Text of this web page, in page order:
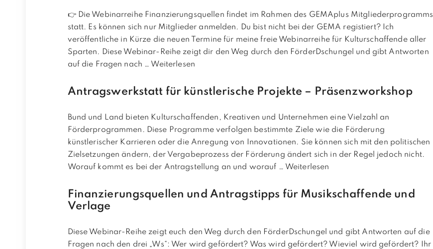
👉 Die Webinarreihe Finanzierungsquellen findet im Rahmen des GEMAplus Mitgliederprogramms
statt. Es können sich nur Mitglieder anmelden. Du bist nicht bei der GEMA registiert? Ich
veröffentliche in Kürze die neuen Termine für meine freie Webinarreihe für Kulturschaffende aller
Sparten. Diese Webinar-Reihe zeigt dir den Weg durch den FörderDschungel und gibt Antworten
auf die Fragen nach … Weiterlesen
Antragswerkstatt für künstlerische Projekte – Präsenzworkshop
Bund und Land bieten Kulturschaffenden, Kreativen und Unternehmen eine Vielzahl an
Förderprogrammen. Diese Programme verfolgen bestimmte Ziele wie die Förderung
künstlerischer Karrieren oder die Anregung von Innovationen. Sie können sich mit den politischen
Zielsetzungen ändern, der Vergabeprozess der Förderung ändert sich in der Regel jedoch nicht.
Worauf kommt es bei der Antragstellung an und worauf … Weiterlesen
Finanzierungsquellen und Antragstipps für Musikschaffende und
Verlage
Diese Webinar-Reihe zeigt euch den Weg durch den FörderDschungel und gibt Antworten auf die
Fragen nach den drei „Ws“: Wer wird gefördert? Was wird gefördert? Wieviel wird gefördert? Ihr